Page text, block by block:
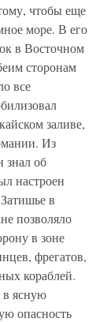
чтобы еще
море. В его
в Восточном
сторонам
все
заливе,
Из
знал об
настроен
в
позволяло
в зоне
фрегатов,
кораблей.
в ясную
опасность